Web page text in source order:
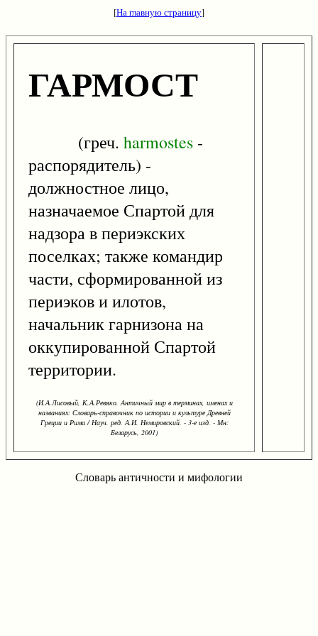
[На главную страницу]
ГАРМОСТ
(греч. harmostes -
распорядитель) -
должностное лицо,
назначаемое Спартой для
надзора в периэкских
поселках; также командир
части, сформированной из
периэков и илотов,
начальник гарнизона на
оккупированной Спартой
территории.
(И.А.Лисовый, К.А.Ревяко. Античный мир в терминах, именах и
названиях: Словарь-справочник по истории и культуре Древней
Греции и Рима / Науч. ред. А.И. Немировский. - 3-е изд. - Мн:
Беларусь, 2001)
Словарь античности и мифологии